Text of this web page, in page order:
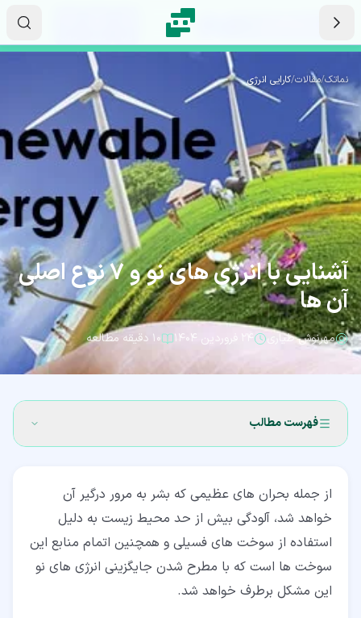
نماتک/مقالات/کارایی انرژی
آشنایی با انرژی های نو و 7 نوع اصلی
آن ها
مهرنوش طیاری ۱۰ دقیقه مطالعه
فهرست مطالب
۲‏- انواع انرژی های نو
۲‏-‏۱‏- انرژی باد (Wind power)
۲‏-‏۲‏- انرژی خورشیدی (Solar energy)
از جمله بحران های عظیمی که بشر به مرور درگیر آن
خواهد شد، آلودگی بیش از حد محیط زیست به دلیل
استفاده از سوخت های فسیلی و همچنین اتمام منابع این
سوخت ها است که با مطرح شدن جایگزینی انرژی های نو
این مشکل برطرف خواهد شد.